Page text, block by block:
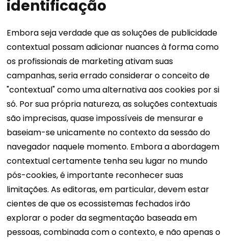
identificação
Embora seja verdade que as soluções de publicidade
contextual possam adicionar nuances à forma como
os profissionais de marketing ativam suas
campanhas, seria errado considerar o conceito de
"contextual" como uma alternativa aos cookies por si
só. Por sua própria natureza, as soluções contextuais
são imprecisas, quase impossíveis de mensurar e
baseiam-se unicamente no contexto da sessão do
navegador naquele momento. Embora a abordagem
contextual certamente tenha seu lugar no mundo
pós-cookies, é importante reconhecer suas
limitações. As editoras, em particular, devem estar
cientes de que os ecossistemas fechados irão
explorar o poder da segmentação baseada em
pessoas, combinada com o contexto, e não apenas o